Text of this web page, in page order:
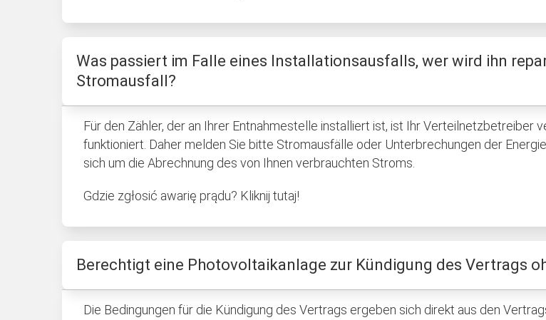
Was passiert im Falle eines Installationsausfalls, wer wird ihn
Stromausfall?
Für den Zähler, der an Ihrer Entnahmestelle installiert ist, ist Ihr
funktioniert. Daher melden Sie bitte Stromausfälle oder Unterbrechungen der
sich um die Abrechnung des von Ihnen verbrauchten Stroms.
Gdzie zgłosić awarię prądu? Kliknij tutaj!
Berechtigt eine Photovoltaikanlage zur Kündigung des Vertrags
Die Bedingungen für die Kündigung des Vertrags ergeben sich direkt aus den